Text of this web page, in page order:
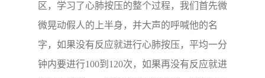
区，学习了心肺按压的整个过程，我们首先微
微晃动假人的上半身，并大声的呼喊他的名
字，如果没有反应就进行心肺按压，平均一分
钟内要进行100到120次，如果再没有反应就进